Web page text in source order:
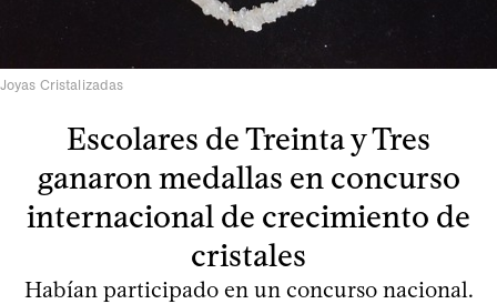
Joyas Cristalizadas
Escolares de Treinta y Tres
ganaron medallas en concurso
internacional de crecimiento de
cristales
Habían participado en un concurso nacional.